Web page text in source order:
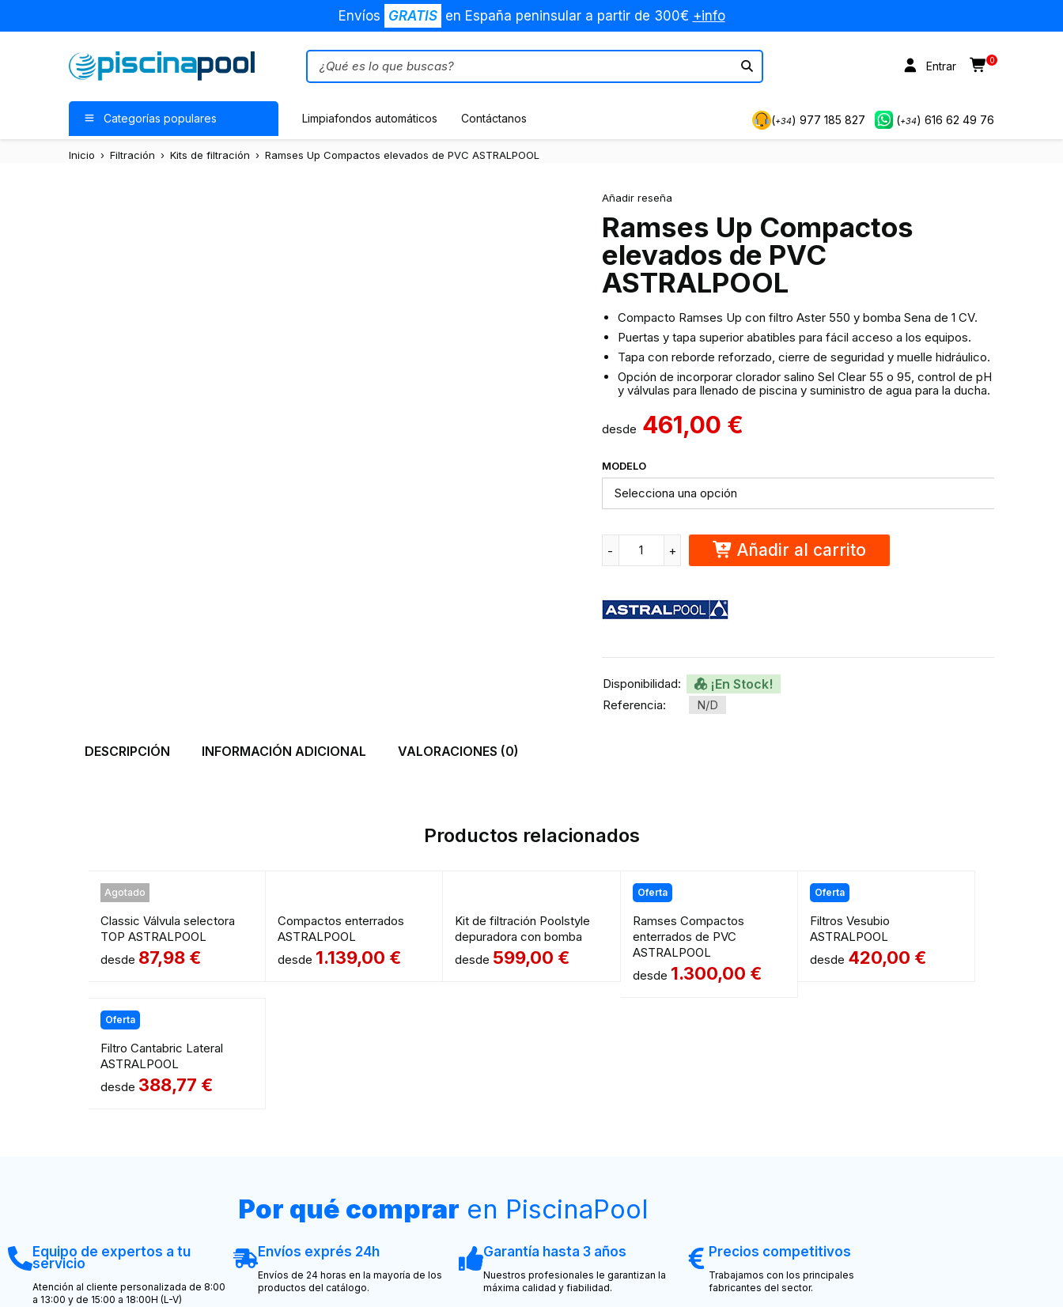
Envíos GRATIS en España peninsular a partir de 300€ +info
0
Entrar
Categorías populares Limpiafondos automáticos Contáctanos (+34) 977 185 827 (+34) 616 62 49 76
Inicio › Filtración › Kits de filtración › Ramses Up Compactos elevados de PVC ASTRALPOOL
Añadir reseña
Ramses Up Compactos
elevados de PVC
ASTRALPOOL
Compacto Ramses Up con filtro Aster 550 y bomba Sena de 1 CV.
Puertas y tapa superior abatibles para fácil acceso a los equipos.
Tapa con reborde reforzado, cierre de seguridad y muelle hidráulico.
Opción de incorporar clorador salino Sel Clear 55 o 95, control de pH
y válvulas para llenado de piscina y suministro de agua para la ducha.
desde 461,00 €
MODELO
Añadir al carrito
Disponibilidad: ¡En Stock!
Referencia: N/D
DESCRIPCIÓN INFORMACIÓN ADICIONAL VALORACIONES (0)
Productos relacionados
Agotado
Classic Válvula selectora
TOP ASTRALPOOL
desde 87,98 €
Compactos enterrados
ASTRALPOOL
desde 1.139,00 €
Kit de filtración Poolstyle
depuradora con bomba
desde 599,00 €
Oferta
Ramses Compactos
enterrados de PVC
ASTRALPOOL
desde 1.300,00 €
Oferta
Filtros Vesubio
ASTRALPOOL
desde 420,00 €
Oferta
Filtro Cantabric Lateral
ASTRALPOOL
desde 388,77 €
Por qué comprar en PiscinaPool
Equipo de expertos a tu
servicio
Atención al cliente personalizada de 8:00
a 13:00 y de 15:00 a 18:00H (L-V)
Envíos exprés 24h
Envíos de 24 horas en la mayoría de los
productos del catálogo.
Garantía hasta 3 años
Nuestros profesionales le garantizan la
máxima calidad y fiabilidad.
Precios competitivos
Trabajamos con los principales
fabricantes del sector.